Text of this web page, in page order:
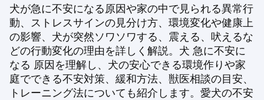
犬が急に不安になる原因や家の中で見られる異常行
動、ストレスサインの見分け方、環境変化や健康上
の影響、犬が突然ソワソワする、震える、吠えるな
どの行動変化の理由を詳しく解説。犬 急に不安に
なる 原因を理解し、犬の安心できる環境作りや家
庭でできる不安対策、緩和方法、獣医相談の目安、
トレーニング法についても紹介します。愛犬の不安